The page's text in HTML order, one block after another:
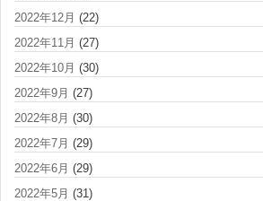
2022年12月 (22)
2022年11月 (27)
2022年10月 (30)
2022年9月 (27)
2022年8月 (30)
2022年7月 (29)
2022年6月 (29)
2022年5月 (31)